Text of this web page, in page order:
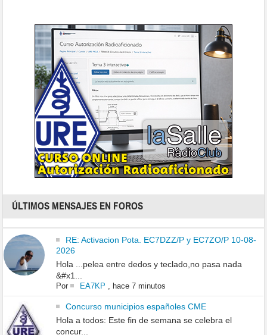
ÚLTIMOS MENSAJES EN FOROS
RE: Activacion Pota. EC7DZZ/P y EC7ZO/P 10-08-
2026
Hola ...pelea entre dedos y teclado,no pasa nada
&#x1...
Por EA7KP hace 7 minutos
Concurso municipios españoles CME
Hola a todos: Este fin de semana se celebra el
concur...